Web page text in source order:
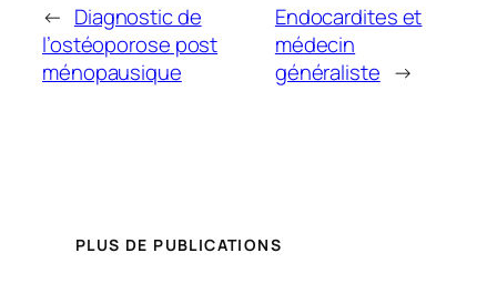
← Diagnostic de
l’ostéoporose post
ménopausique
Endocardites et
médecin
généraliste →
PLUS DE PUBLICATIONS